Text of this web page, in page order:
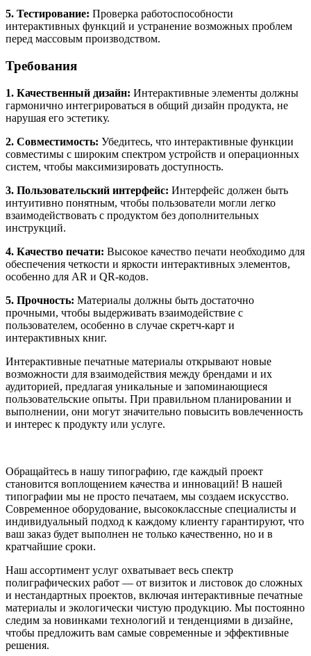
5. Тестирование: Проверка работоспособности
интерактивных функций и устранение возможных проблем
перед массовым производством.
Требования
1. Качественный дизайн: Интерактивные элементы должны
гармонично интегрироваться в общий дизайн продукта, не
нарушая его эстетику.
2. Совместимость: Убедитесь, что интерактивные функции
совместимы с широким спектром устройств и операционных
систем, чтобы максимизировать доступность.
3. Пользовательский интерфейс: Интерфейс должен быть
интуитивно понятным, чтобы пользователи могли легко
взаимодействовать с продуктом без дополнительных
инструкций.
4. Качество печати: Высокое качество печати необходимо для
обеспечения четкости и яркости интерактивных элементов,
особенно для AR и QR-кодов.
5. Прочность: Материалы должны быть достаточно
прочными, чтобы выдерживать взаимодействие с
пользователем, особенно в случае скретч-карт и
интерактивных книг.
Интерактивные печатные материалы открывают новые
возможности для взаимодействия между брендами и их
аудиторией, предлагая уникальные и запоминающиеся
пользовательские опыты. При правильном планировании и
выполнении, они могут значительно повысить вовлеченность
и интерес к продукту или услуге.
Обращайтесь в нашу типографию, где каждый проект
становится воплощением качества и инноваций! В нашей
типографии мы не просто печатаем, мы создаем искусство.
Современное оборудование, высококлассные специалисты и
индивидуальный подход к каждому клиенту гарантируют, что
ваш заказ будет выполнен не только качественно, но и в
кратчайшие сроки.
Наш ассортимент услуг охватывает весь спектр
полиграфических работ — от визиток и листовок до сложных
и нестандартных проектов, включая интерактивные печатные
материалы и экологически чистую продукцию. Мы постоянно
следим за новинками технологий и тенденциями в дизайне,
чтобы предложить вам самые современные и эффективные
решения.